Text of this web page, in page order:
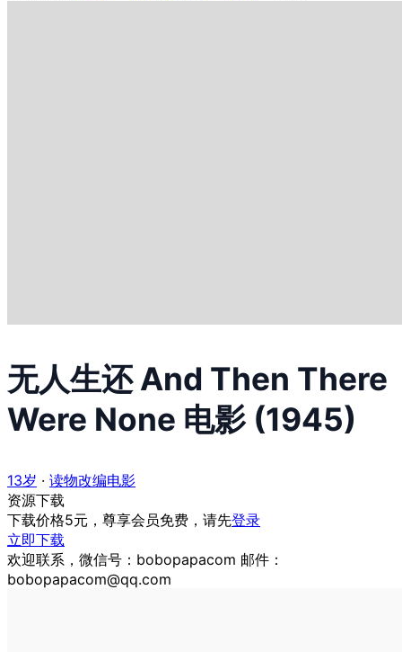
无人生还 And Then There
Were None 电影 (1945)
13岁 · 读物改编电影
资源下载
下载价格5元，尊享会员免费，请先登录
立即下载
欢迎联系，微信号：bobopapacom 邮件：
bobopapacom@qq.com